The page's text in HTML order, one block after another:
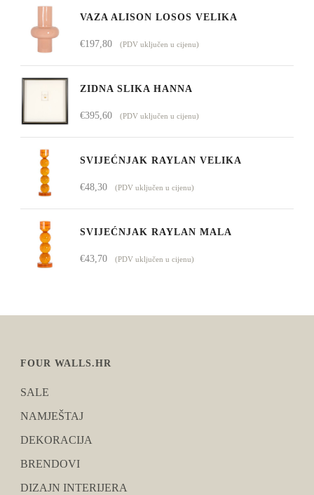
od
VAZA ALISON LOSOS VELIKA
€197,80 (PDV uključen u cijenu)
ZIDNA SLIKA HANNA
€395,60 (PDV uključen u cijenu)
SVIJEĆNJAK RAYLAN VELIKA
€48,30 (PDV uključen u cijenu)
SVIJEĆNJAK RAYLAN MALA
€43,70 (PDV uključen u cijenu)
FOUR WALLS.HR
SALE
NAMJEŠTAJ
DEKORACIJA
BRENDOVI
DIZAJN INTERIJERA